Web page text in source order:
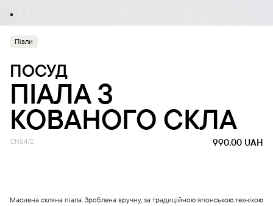
Піали
ПОСУД
ПІАЛА З
КОВАНОГО СКЛА
990.00 UAH
CN54/2
Масивна скляна піала. Зроблена вручну, за традиційною японською технікою